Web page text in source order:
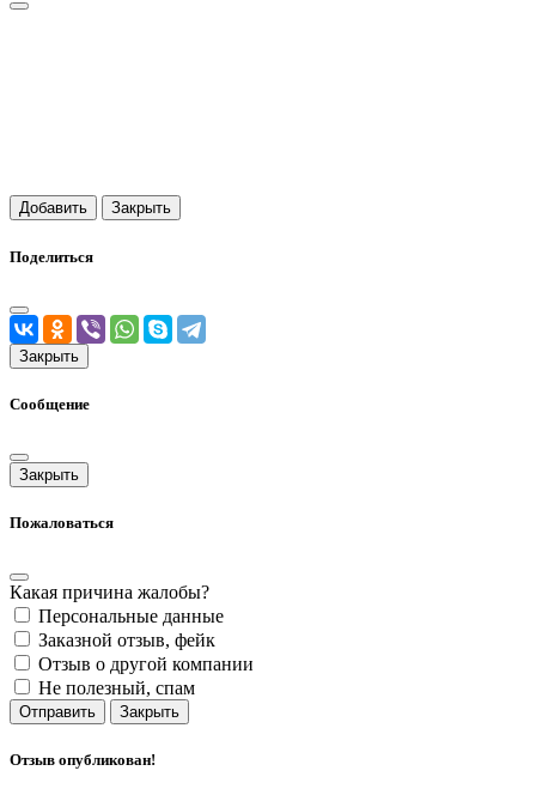
Добавить Закрыть
Поделиться
Закрыть
Сообщение
Закрыть
Пожаловаться
Какая причина жалобы?
Персональные данные
Заказной отзыв, фейк
Отзыв о другой компании
Не полезный, спам
Отправить Закрыть
Отзыв опубликован!